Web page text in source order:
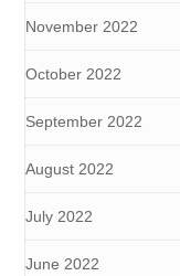
November 2022
October 2022
September 2022
August 2022
July 2022
June 2022